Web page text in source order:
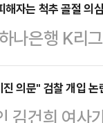
'이 위험한
된다. 법조계
봤다.전날
받은 화성시
해자는 척추 골절
나은행 K리
다. 후반 추
사토시(마사
의문" 검찰 개입
김건희 여사